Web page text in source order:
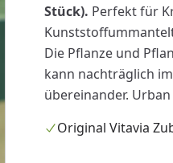
Stück). Perfekt für
Die Pflanze und
kann nachträglich
übereinander.
Original Vitavia